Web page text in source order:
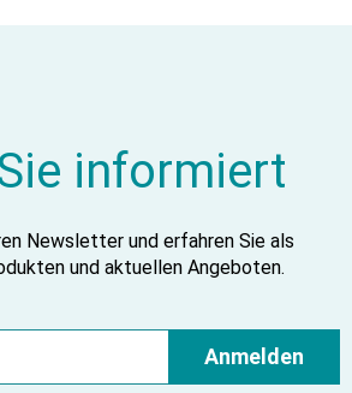
informiert
Newsletter und erfahren Sie als
und aktuellen Angeboten.
Anmelden